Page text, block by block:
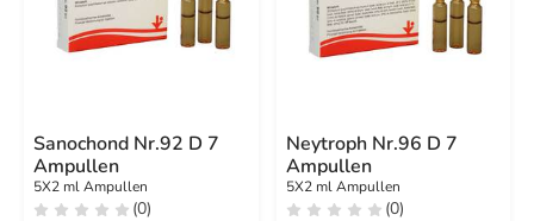
Sanochond Nr.92 D 7
Ampullen
5X2 ml Ampullen
(0)
Neytroph Nr.96 D 7
Ampullen
5X2 ml Ampullen
(0)